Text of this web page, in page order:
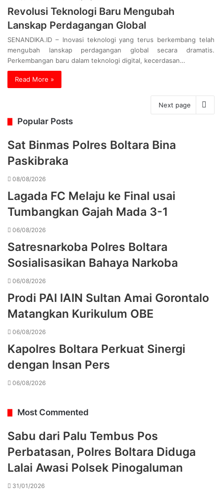
Revolusi Teknologi Baru Mengubah
Lanskap Perdagangan Global
SENANDIKA.ID – Inovasi teknologi yang terus berkembang telah
mengubah lanskap perdagangan global secara dramatis.
Perkembangan baru dalam teknologi digital, kecerdasan…
Read More »
Next page
Popular Posts
Sat Binmas Polres Boltara Bina
Paskibraka
08/08/2026
Lagada FC Melaju ke Final usai
Tumbangkan Gajah Mada 3-1
06/08/2026
Satresnarkoba Polres Boltara
Sosialisasikan Bahaya Narkoba
06/08/2026
Prodi PAI IAIN Sultan Amai Gorontalo
Matangkan Kurikulum OBE
06/08/2026
Kapolres Boltara Perkuat Sinergi
dengan Insan Pers
06/08/2026
Most Commented
Sabu dari Palu Tembus Pos
Perbatasan, Polres Boltara Diduga
Lalai Awasi Polsek Pinogaluman
31/01/2026